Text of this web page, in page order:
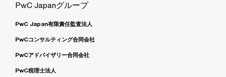
PwC Japanグループ
PwC Japan有限責任監査法人
PwCコンサルティング合同会社
PwCアドバイザリー合同会社
PwC税理士法人